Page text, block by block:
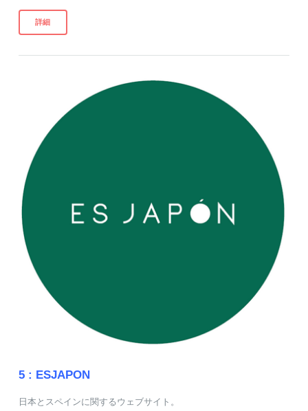
詳細
5 : ESJAPON
日本とスペインに関するウェブサイト。